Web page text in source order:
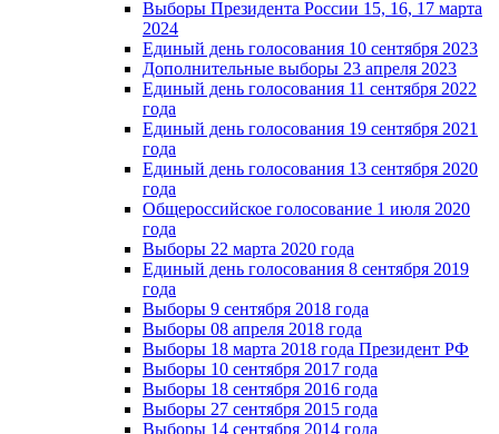
Выборы Президента России 15, 16, 17 марта
2024
Единый день голосования 10 сентября 2023
Дополнительные выборы 23 апреля 2023
Единый день голосования 11 сентября 2022
года
Единый день голосования 19 сентября 2021
года
Единый день голосования 13 сентября 2020
года
Общероссийское голосование 1 июля 2020
года
Выборы 22 марта 2020 года
Единый день голосования 8 сентября 2019
года
Выборы 9 сентября 2018 года
Выборы 08 апреля 2018 года
Выборы 18 марта 2018 года Президент РФ
Выборы 10 сентября 2017 года
Выборы 18 сентября 2016 года
Выборы 27 сентября 2015 года
Выборы 14 сентября 2014 года